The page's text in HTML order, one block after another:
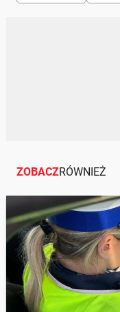
ZOBACZRÓWNIEŻ